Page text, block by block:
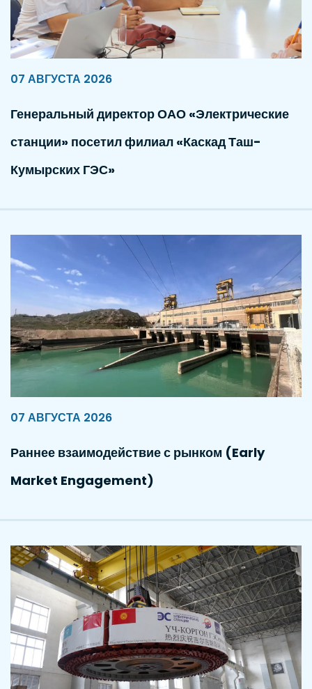
07 АВГУСТА 2026
Генеральный директор ОАО «Электрические
станции» посетил филиал «Каскад Таш-
Кумырских ГЭС»
07 АВГУСТА 2026
Раннее взаимодействие с рынком (Early
Market Engagement)